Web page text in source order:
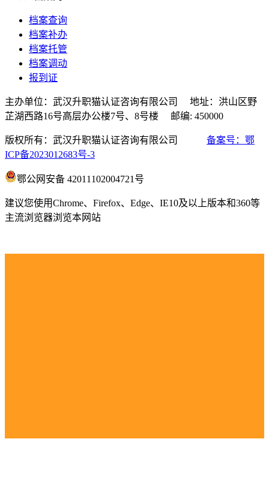
档案查询
档案补办
档案托管
档案调动
报到证
主办单位：武汉升职猫认证咨询有限公司 地址：洪山区野
芷湖西路16号高层办公楼7号、8号楼 邮编: 450000
版权所有：武汉升职猫认证咨询有限公司 备案号：鄂
ICP备2023012683号-3
鄂公网安备 42011102004721号
建议您使用Chrome、Firefox、Edge、IE10及以上版本和360等
主流浏览器浏览本网站